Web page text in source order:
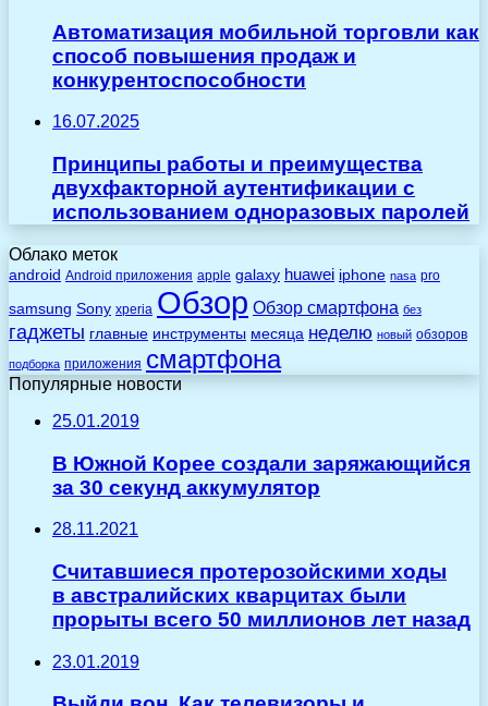
Автоматизация мобильной торговли как
способ повышения продаж и
конкурентоспособности
16.07.2025
Принципы работы и преимущества
двухфакторной аутентификации с
использованием одноразовых паролей
Облако меток
android Android приложения apple galaxy huawei iphone nasa pro
samsung Sony xperia Обзор Обзор смартфона без
гаджеты главные инструменты месяца неделю новый обзоров
подборка приложения смартфона
Популярные новости
25.01.2019
В Южной Корее создали заряжающийся
за 30 секунд аккумулятор
28.11.2021
Считавшиеся протерозойскими ходы
в австралийских кварцитах были
прорыты всего 50 миллионов лет назад
23.01.2019